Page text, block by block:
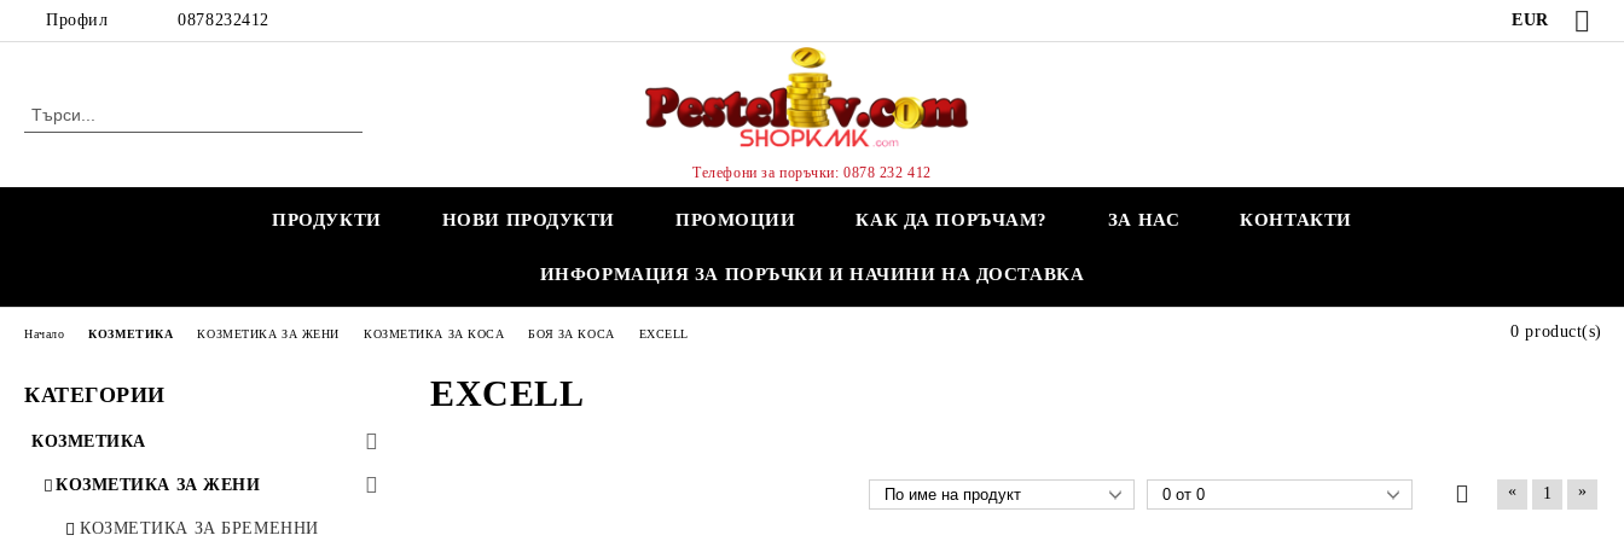
Профил 0878232412 EUR
Телефони за поръчки: 0878 232 412
ПРОДУКТИ НОВИ ПРОДУКТИ ПРОМОЦИИ КАК ДА ПОРЪЧАМ? ЗА НАС КОНТАКТИ
ИНФОРМАЦИЯ ЗА ПОРЪЧКИ И НАЧИНИ НА ДОСТАВКА
КАТЕГОРИИ
КОЗМЕТИКА
КОЗМЕТИКА ЗА ЖЕНИ
КОЗМЕТИКА ЗА БРЕМЕННИ
Начало КОЗМЕТИКА КОЗМЕТИКА ЗА ЖЕНИ КОЗМЕТИКА ЗА КОСА БОЯ ЗА КОСА EXCELL
EXCELL
0 product(s)
« 1 »